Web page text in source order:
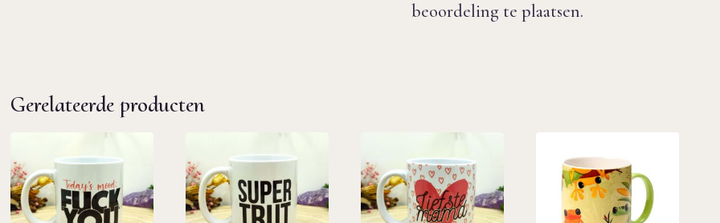
beoordeling te plaatsen.
Gerelateerde producten